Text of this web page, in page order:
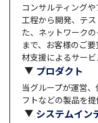
コンサルティング
工程から開発、テ
た、ネットワーク
まで、お客様のご
材支援によるサービ
プロダクト
当グループが運営
フトなどの製品を提
システムイン